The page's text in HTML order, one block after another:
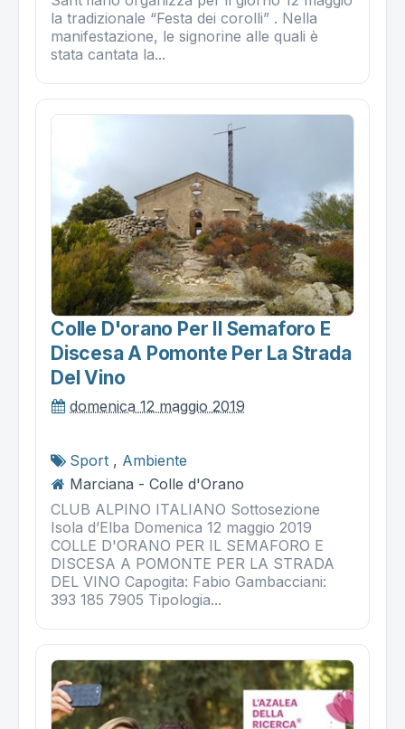
la tradizionale “Festa dei corolli” . Nella
manifestazione, le signorine alle quali è
stata cantata la...
Colle D'orano Per Il Semaforo E
Discesa A Pomonte Per La Strada
Del Vino
domenica 12 maggio 2019
Sport , Ambiente
Marciana - Colle d'Orano
CLUB ALPINO ITALIANO Sottosezione
Isola d’Elba Domenica 12 maggio 2019
COLLE D'ORANO PER IL SEMAFORO E
DISCESA A POMONTE PER LA STRADA
DEL VINO Capogita: Fabio Gambacciani:
393 185 7905 Tipologia...